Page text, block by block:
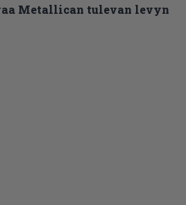
Metallican tulevan levyn